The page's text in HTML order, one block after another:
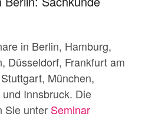
in Berlin, Hamburg,
Düsseldorf, Frankfurt am
München,
Innsbruck. Die
Sie unter Seminar